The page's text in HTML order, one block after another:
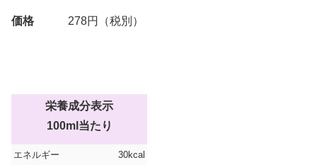
価格 278円（税別）
栄養成分表示
100ml当たり
エネルギー
30kcal